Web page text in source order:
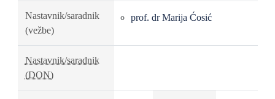
Nastavnik/saradnik
(vežbe)
prof. dr Marija Ćosić
Nastavnik/saradnik
(DON)